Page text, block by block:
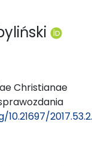
Christianae